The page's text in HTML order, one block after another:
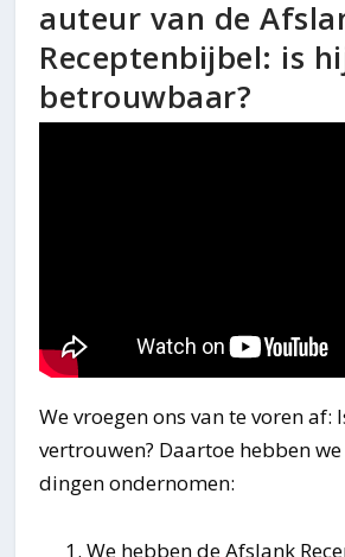
auteur van de
Receptenbijbel: is
betrouwbaar?
We vroegen ons van te voren af:
vertrouwen? Daartoe hebben
dingen ondernomen:
We hebben de Afslank